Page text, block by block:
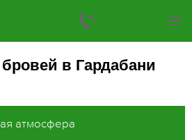
в Гардабани
атмосфера